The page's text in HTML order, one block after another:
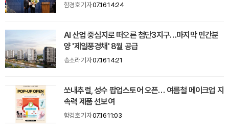
함경호 기자07.16 14:24
AI 산업 중심지로 떠오른 첨단3지구…마지막 민간분
양 '제일풍경채' 8월 공급
송소라 기자07.16 14:21
쏘내추럴, 성수 팝업스토어 오픈… 여름철 메이크업 지
속력 제품 선보여
함경호 기자07.16 11:03